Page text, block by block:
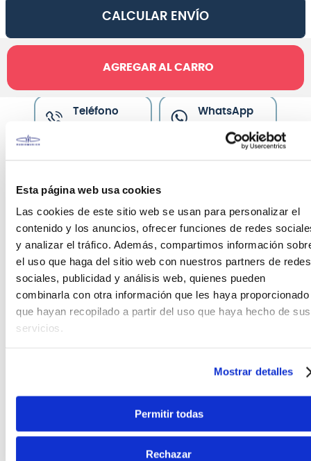
Esta página web usa cookies
Las cookies de este sitio web se usan para personalizar el
contenido y los anuncios, ofrecer funciones de redes
y analizar el tráfico. Además, compartimos información
el uso que haga del sitio web con nuestros partners de redes
sociales, publicidad y análisis web, quienes pueden
combinarla con otra información que les haya proporcionado
que hayan recopilado a partir del uso que haya hecho de sus
servicios.
Mostrar detalles
Permitir todas
Rechazar
CALCULAR ENVÍO
AGREGAR AL CARRO
Canales de venta y asesoría
Teléfono WhatsApp
CARACTERÍSTICAS DEL PRODUCTO
G.Track Pro Pop
El filtro G-Track Pro Pop de Samson está diseñado
específicamente para su uso con el micrófono USB
pantalla de malla de acero inoxidable de 3,25" de
una sola capa que reduce los sonidos vocales (p-
pops) que se producen durante el habla y el canto.
El filtro antipop se monta de forma segura